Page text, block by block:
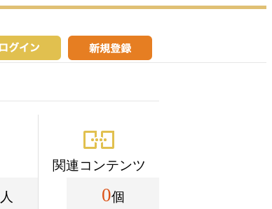
人
関連コンテンツ
0個